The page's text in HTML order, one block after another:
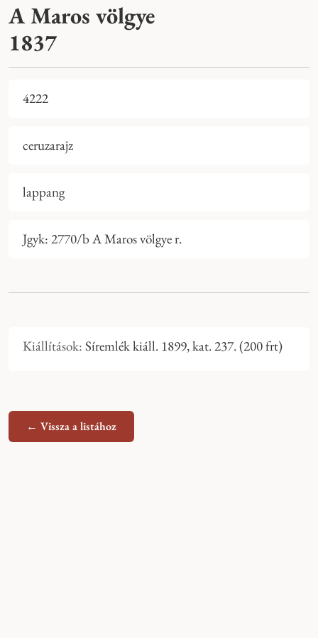
A Maros völgye
1837
4222
ceruzarajz
lappang
Jgyk: 2770/b A Maros völgye r.
Kiállítások: Síremlék kiáll. 1899, kat. 237. (200 frt)
← Vissza a listához